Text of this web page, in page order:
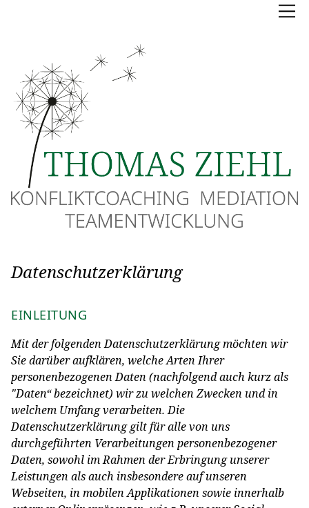
Datenschutzerklärung
EINLEITUNG
Mit der folgenden Datenschutzerklärung möchten wir
Sie darüber aufklären, welche Arten Ihrer
personenbezogenen Daten (nachfolgend auch kurz als
"Daten“ bezeichnet) wir zu welchen Zwecken und in
welchem Umfang verarbeiten. Die
Datenschutzerklärung gilt für alle von uns
durchgeführten Verarbeitungen personenbezogener
Daten, sowohl im Rahmen der Erbringung unserer
Leistungen als auch insbesondere auf unseren
Webseiten, in mobilen Applikationen sowie innerhalb